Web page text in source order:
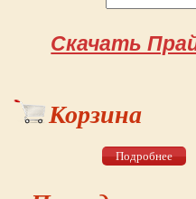
Скачать
Корзина
Подробнее